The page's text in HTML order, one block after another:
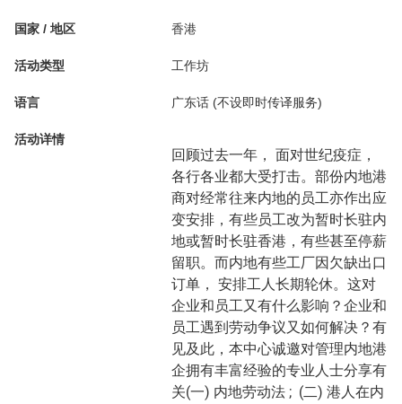
国家 / 地区 香港
活动类型 工作坊
语言 广东话 (不设即时传译服务)
活动详情
回顾过去一年， 面对世纪疫症，
各行各业都大受打击。部份内地港
商对经常往来内地的员工亦作出应
变安排，有些员工改为暂时长驻内
地或暂时长驻香港，有些甚至停薪
留职。而内地有些工厂因欠缺出口
订单， 安排工人长期轮休。这对
企业和员工又有什么影响？企业和
员工遇到劳动争议又如何解决？有
见及此，本中心诚邀对管理内地港
企拥有丰富经验的专业人士分享有
关(一) 内地劳动法 ; (二) 港人在内